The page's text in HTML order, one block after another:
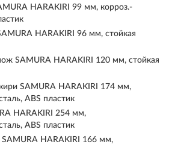
HARAKIRI 99 мм, корроз.-
HARAKIRI 96 мм, стойкая
SAMURA HARAKIRI 120 мм, стойкая
SAMURA HARAKIRI 174 мм,
ABS пластик
HARAKIRI 254 мм,
ABS пластик
HARAKIRI 166 мм,